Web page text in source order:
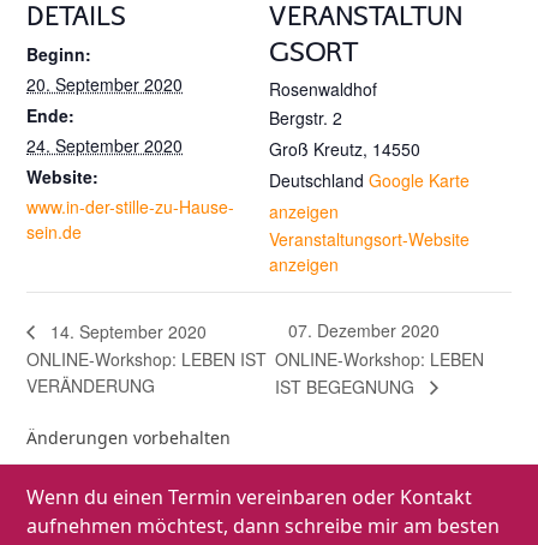
DETAILS
Beginn:
20. September 2020
Ende:
24. September 2020
Website:
www.in-der-stille-zu-Hause-
sein.de
VERANSTALTUN
GSORT
Rosenwaldhof
Bergstr. 2
Groß Kreutz, 14550
Deutschland Google Karte
anzeigen
Veranstaltungsort-Website
anzeigen
14. September 2020
ONLINE-Workshop: LEBEN IST
VERÄNDERUNG
07. Dezember 2020
ONLINE-Workshop: LEBEN
IST BEGEGNUNG
Änderungen vorbehalten
Wenn du einen Termin vereinbaren oder Kontakt
aufnehmen möchtest, dann schreibe mir am besten